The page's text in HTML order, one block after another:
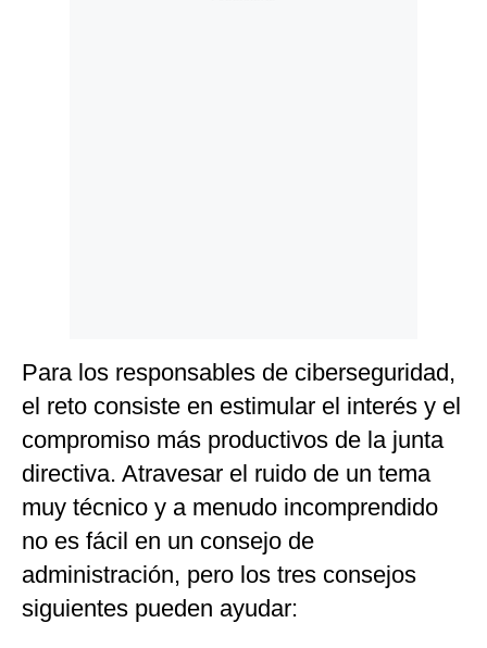
Para los responsables de ciberseguridad,
el reto consiste en estimular el interés y el
compromiso más productivos de la junta
directiva. Atravesar el ruido de un tema
muy técnico y a menudo incomprendido
no es fácil en un consejo de
administración, pero los tres consejos
siguientes pueden ayudar: